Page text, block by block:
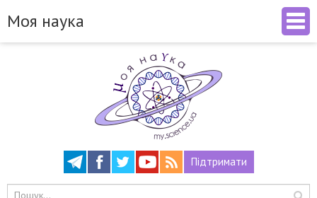
Підтримати
Моя наука